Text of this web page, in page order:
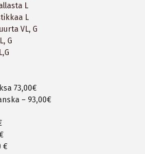
L
L
VL, G
G
73,00€
– 93,00€
€